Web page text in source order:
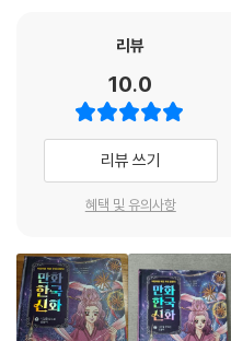
준비가 끝났다면 세상에 뛰어들
실이다. 아이들은 원천강본풀이
중요한 교훈을 얻는다. 더불어 시
현재, 오늘이 가장 소중하고 중요
1. 한국 신화로 배우는 문화정체
신화는 오래전부터 이 땅에서 살
담긴 이야기다. 그리스 로마 신화
국 신화를 통해서는 우리 문화와
는 건 우리 문화에 깔린 교훈과 변
리뷰
10.0
리뷰 쓰기
혜택 및 유의사항